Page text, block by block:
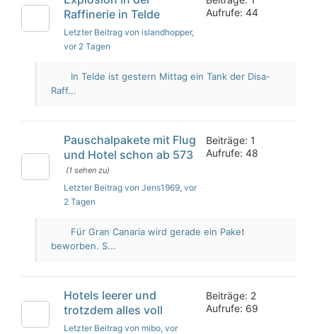
Raffinerie in Telde
Letzter Beitrag von islandhopper,
vor 2 Tagen
Aufrufe: 44
In Telde ist gestern Mittag ein Tank der Disa-
Raff...
Pauschalpakete mit Flug
und Hotel schon ab 573
(1 sehen zu)
Letzter Beitrag von Jens1969, vor
2 Tagen
Beiträge: 1
Aufrufe: 48
Für Gran Canaria wird gerade ein Paket
beworben. S...
Hotels leerer und
trotzdem alles voll
Letzter Beitrag von mibo, vor
Beiträge: 2
Aufrufe: 69